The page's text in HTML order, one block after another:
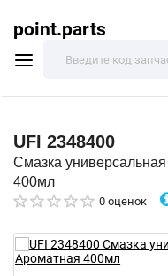
point.parts
UFI 2348400
Смазка
400мл
0 оценок